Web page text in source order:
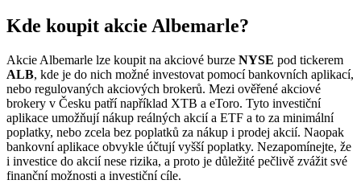
Kde koupit akcie Albemarle?
Akcie Albemarle lze koupit na akciové burze NYSE pod tickerem
ALB, kde je do nich možné investovat pomocí bankovních aplikací,
nebo regulovaných akciových brokerů. Mezi ověřené akciové
brokery v Česku patří například XTB a eToro. Tyto investiční
aplikace umožňují nákup reálných akcií a ETF a to za minimální
poplatky, nebo zcela bez poplatků za nákup i prodej akcií. Naopak
bankovní aplikace obvykle účtují vyšší poplatky. Nezapomínejte, že
i investice do akcií nese rizika, a proto je důležité pečlivě zvážit své
finanční možnosti a investiční cíle.